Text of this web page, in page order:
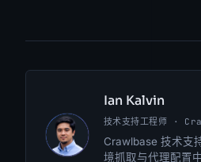
IK
Ian Kalvin
技术支持工程师 ·
Crawlbase 技术支
境抓取与代理配置